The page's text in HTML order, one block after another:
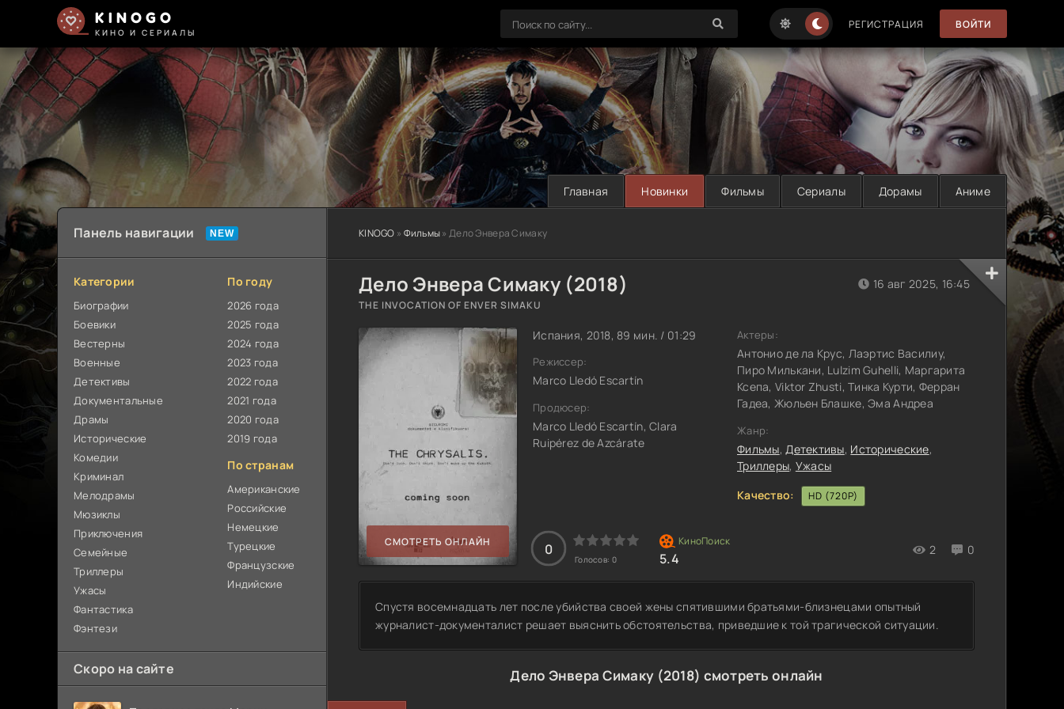
KINOGO
КИНО И СЕРИАЛЫ
РЕГИСТРАЦИЯ ВОЙТИ
Главная Новинки Фильмы Сериалы Дорамы Аниме
KINOGO » Фильмы» Дело Энвера Симаку
Дело Энвера Симаку (2018)
THE INVOCATION OF ENVER SIMAKU
СМОТРЕТЬ ОНЛАЙН
Испания, 2018, 89 мин. / 01:29
Режиссер:
Marco Lledó Escartín
Продюсер:
Marco Lledó Escartín, Clara
Ruipérez de Azcárate
0
Голосов: 0 5.4
2 0
16 авг 2025, 16:45
Актеры:
Антонио де ла Крус, Лаэртис Василиу,
Пиро Милькани, Lulzim Guhelli, Маргарита
Ксепа, Viktor Zhusti, Тинка Курти, Ферран
Гадеа, Жюльен Блашке, Эма Андреа
Жанр:
Фильмы,Детективы, Исторические,
Триллеры, Ужасы
Качество:
HD (720P)
Спустя восемнадцать лет после убийства своей жены спятившими братьями-близнецами опытный
журналист-документалист решает выяснить обстоятельства, приведшие к той трагической ситуации.
Дело Энвера Симаку (2018) смотреть онлайн
Панель навигации
Категории
Биографии
Боевики
Вестерны
Военные
Детективы
Документальные
Драмы
Исторические
Комедии
Криминал
Мелодрамы
Мюзиклы
Приключения
Семейные
Триллеры
Ужасы
Фантастика
Фэнтези
По году
2026 года
2025 года
2024 года
2023 года
2022 года
2021 года
2020 года
2019 года
По странам
Американские
Российские
Немецкие
Турецкие
Французские
Индийские
Скоро на сайте